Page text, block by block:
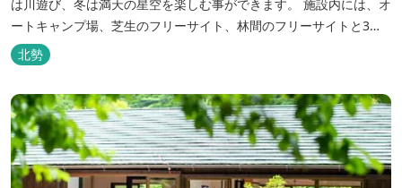
は川遊び、冬は満天の星空を楽しむ事ができます。 施設内には、オ
ートキャンプ場、芝生のフリーサイト、林間のフリーサイトと3種
類のキャンプ場があり、豊かな自然の中でのんびりとキャンプを楽
しむ事ができます。 テント泊が苦手な方や、小さなお子様連れの方
はコテージがおススメ。 大小合わせて6棟のコテージがあります。
キャン...
北勢